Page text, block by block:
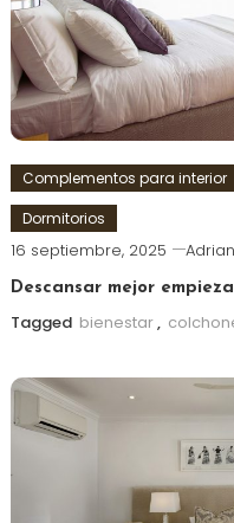
Complementos para interior
Dormitorios
16 septiembre, 2025 Adrian
Descansar mejor
Tagged bienestar,